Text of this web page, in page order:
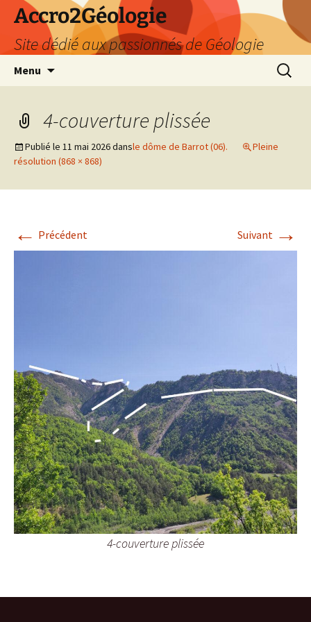
Accro2Géologie
Site dédié aux passionnés de Géologie
Menu
4-couverture plissée
Publié le 11 mai 2026dansle dôme de Barrot (06).
Pleine
résolution (868 × 868)
← Précédent Suivant →
4-couverture plissée